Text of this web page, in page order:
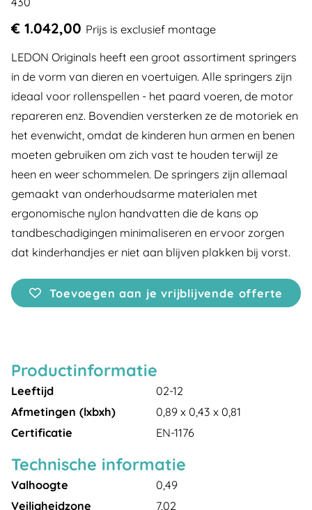
€ 1.042,00 Prijs is exclusief montage
LEDON Originals heeft een groot assortiment springers
in de vorm van dieren en voertuigen. Alle springers zijn
ideaal voor rollenspellen - het paard voeren, de motor
repareren enz. Bovendien versterken ze de motoriek en
het evenwicht, omdat de kinderen hun armen en benen
moeten gebruiken om zich vast te houden terwijl ze
heen en weer schommelen. De springers zijn allemaal
gemaakt van onderhoudsarme materialen met
ergonomische nylon handvatten die de kans op
tandbeschadigingen minimaliseren en ervoor zorgen
dat kinderhandjes er niet aan blijven plakken bij vorst.
Toevoegen aan je vrijblijvende offerte
Productinformatie
Leeftijd
02-12
Afmetingen (lxbxh)
0,89 x 0,43 x 0,81
Certificatie
EN-1176
Technische informatie
Valhoogte
0,49
Veiligheidzone
7,02